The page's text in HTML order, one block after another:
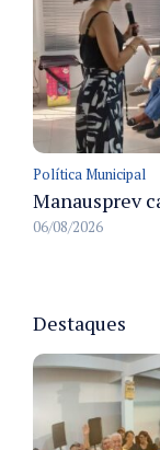
Política Municipal
06/08/2026
Destaques